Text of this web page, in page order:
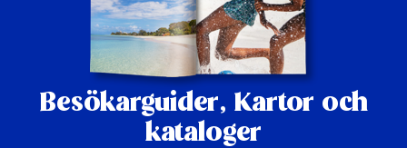
Besökarguider, Kartor och
kataloger